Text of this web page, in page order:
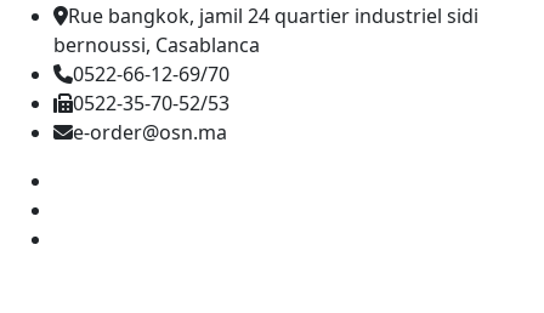
Rue bangkok, jamil 24 quartier industriel sidi
bernoussi, Casablanca
0522-66-12-69/70
0522-35-70-52/53
e-order@osn.ma